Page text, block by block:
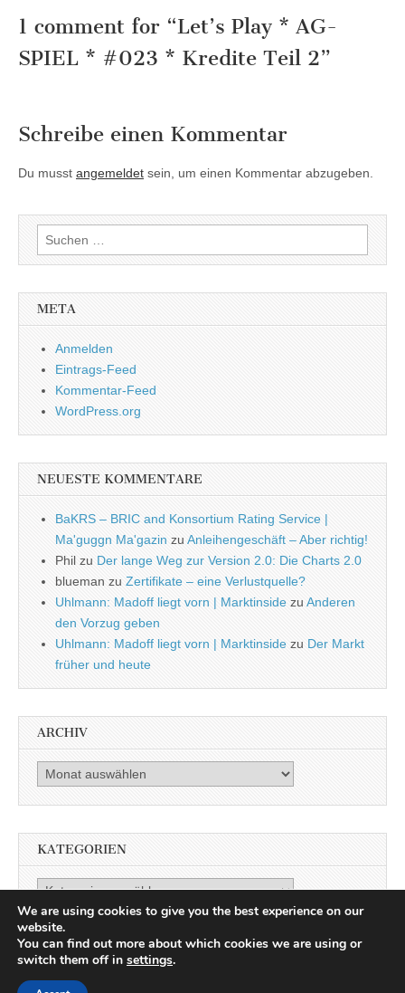
1 comment for “Let’s Play * AG-
SPIEL * #023 * Kredite Teil 2”
Schreibe einen Kommentar
Du musst angemeldet sein, um einen Kommentar abzugeben.
Suchen
nach:
META
Anmelden
Eintrags-Feed
Kommentar-Feed
WordPress.org
NEUESTE KOMMENTARE
BaKRS – BRIC and Konsortium Rating Service |
Ma'guggn Ma'gazin zu Anleihengeschäft – Aber richtig!
Phil zu Der lange Weg zur Version 2.0: Die Charts 2.0
blueman zu Zertifikate – eine Verlustquelle?
Uhlmann: Madoff liegt vorn | Marktinside zu Anderen
den Vorzug geben
Uhlmann: Madoff liegt vorn | Marktinside zu Der Markt
früher und heute
ARCHIV
Archiv
KATEGORIEN
Kategorien
Copyright © 2026
We are using cookies to give you the best experience on our
website.
You can find out more about which cookies we are using or
switch them off in settings.